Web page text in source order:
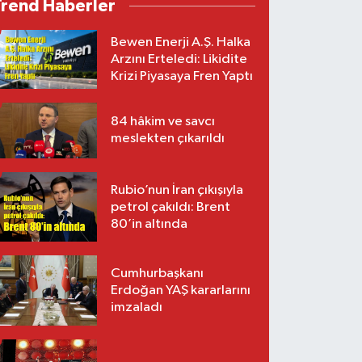
Haberler
Bewen Enerji A.Ş. Halka
Arzını Erteledi: Likidite
Krizi Piyasaya Fren Yaptı
84 hâkim ve savcı
meslekten çıkarıldı
Rubio’nun İran çıkışıyla
petrol çakıldı: Brent
80’in altında
Cumhurbaşkanı
Erdoğan YAŞ kararlarını
imzaladı